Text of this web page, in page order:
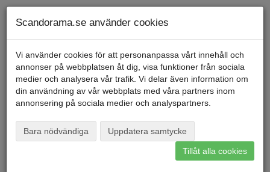
Menu
Startsida » Blog »
5 anledningar att resa till Holland med Scandorama i vår!
Scandorama.se använder cookies
Vi använder cookies för att personanpassa vårt innehåll och
annonser på webbplatsen åt dig, visa funktioner från sociala
medier och analysera vår trafik. Vi delar även information om
din användning av vår webbplats med våra partners inom
annonsering på sociala medier och analyspartners.
Bara nödvändiga Uppdatera samtycke
Tillåt alla cookies